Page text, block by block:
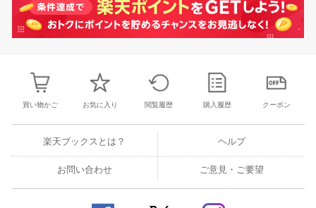
買い物かご お気に入り 閲覧履歴 購入履歴 クーポン
楽天ブックスとは？ ヘルプ
お問い合わせ ご意見・ご要望